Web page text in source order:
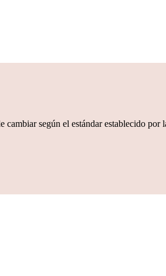
según el estándar establecido por